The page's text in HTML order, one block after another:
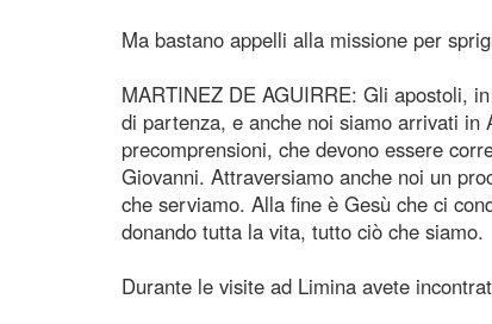
Ma bastano appelli alla missione per
MARTINEZ DE AGUIRRE: Gli apostoli,
di partenza, e anche noi siamo arrivati
precomprensioni, che devono essere
Giovanni. Attraversiamo anche noi un
che serviamo. Alla fine è Gesù che ci
donando tutta la vita, tutto ciò che siamo.
Durante le visite ad Limina avete